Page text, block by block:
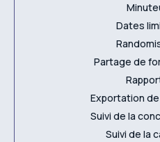
Dates
Partage de
Exportation
Suivi de la
Suivi de la